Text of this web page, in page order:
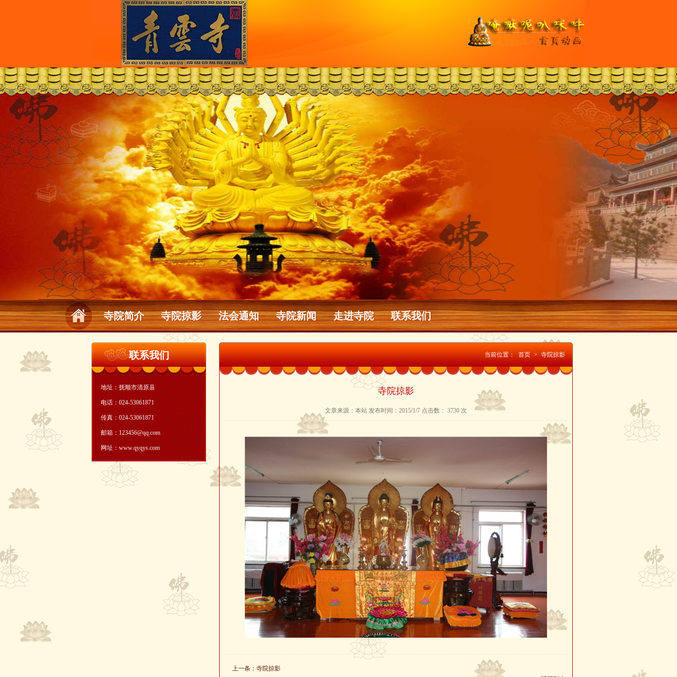
寺院简介 寺院掠影 法会通知 寺院新闻 走进寺院 联系我们
联系我们
地址：抚顺市清原县
电话：024-53061871
传真：024-53061871
邮箱：123456@qq.com
网址：www.qyqys.com
当前位置： 首页 > 寺院掠影
寺院掠影
文章来源：本站 发布时间：2015/1/7 点击数： 3730 次
上一条： 寺院掠影